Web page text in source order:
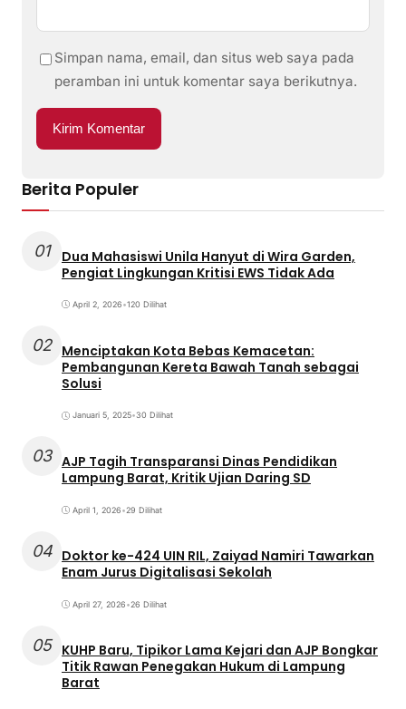
Simpan nama, email, dan situs web saya pada
peramban ini untuk komentar saya berikutnya.
Berita Populer
01
Dua Mahasiswi Unila Hanyut di Wira Garden,
Pengiat Lingkungan Kritisi EWS Tidak Ada
April 2, 2026•120 Dilihat
02 Menciptakan Kota Bebas Kemacetan:
Pembangunan Kereta Bawah Tanah sebagai
Solusi
Januari 5, 2025•30 Dilihat
03 AJP Tagih Transparansi Dinas Pendidikan
Lampung Barat, Kritik Ujian Daring SD
April 1, 2026•29 Dilihat
04 Doktor ke-424 UIN RIL, Zaiyad Namiri Tawarkan
Enam Jurus Digitalisasi Sekolah
April 27, 2026•26 Dilihat
05 KUHP Baru, Tipikor Lama Kejari dan AJP Bongkar
Titik Rawan Penegakan Hukum di Lampung
Barat